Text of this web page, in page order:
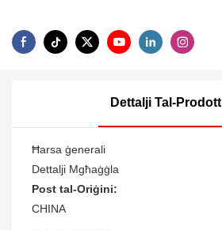
Dettalji Tal-Prodott
Ħarsa ġenerali
Dettalji Mgħaġġla
Post tal-Oriġini:
CHINA